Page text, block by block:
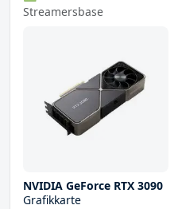
Streamersbase
NVIDIA GeForce RTX 3090
Grafikkarte